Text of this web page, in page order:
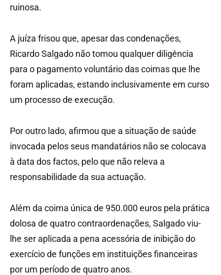
ruinosa.
A juíza frisou que, apesar das condenações,
Ricardo Salgado não tomou qualquer diligência
para o pagamento voluntário das coimas que lhe
foram aplicadas, estando inclusivamente em curso
um processo de execução.
Por outro lado, afirmou que a situação de saúde
invocada pelos seus mandatários não se colocava
à data dos factos, pelo que não releva a
responsabilidade da sua actuação.
Além da coima única de 950.000 euros pela prática
dolosa de quatro contraordenações, Salgado viu-
lhe ser aplicada a pena acessória de inibição do
exercício de funções em instituições financeiras
por um período de quatro anos.